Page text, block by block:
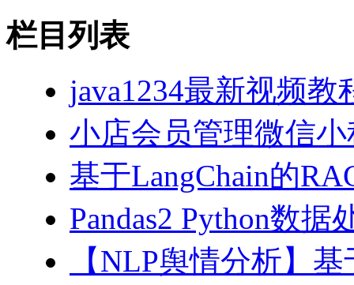
栏目列表
java1234最新视频教
小店会员管理微信
基于LangChain的
Pandas2 Python数
【NLP舆情分析】